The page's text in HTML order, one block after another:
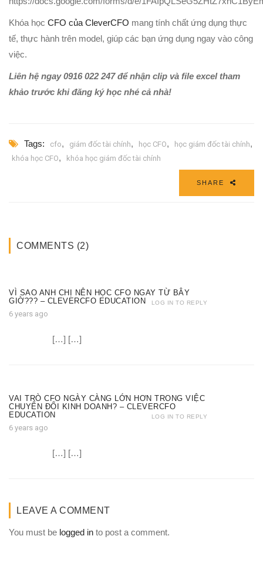
Khóa học CFO của CleverCFO mang tính chất ứng dụng thực
tế, thực hành trên model, giúp các bạn ứng dụng ngay vào công
việc.
Liên hệ ngay 0916 022 247 để nhận clip và file excel tham
khảo trước khi đăng ký học nhé cả nhà!
Tags: cfo, giám đốc tài chính, học CFO, học giám đốc tài chính,
khóa học CFO, khóa học giám đốc tài chính
SHARE
COMMENTS (2)
VÌ SAO ANH CHỊ NÊN HỌC CFO NGAY TỪ BÂY
GIỜ??? – CLEVERCFO EDUCATION
6 years ago
LOG IN TO REPLY
[…] […]
VAI TRÒ CFO NGÀY CÀNG LỚN HƠN TRONG VIỆC
CHUYỂN ĐỔI KINH DOANH? – CLEVERCFO
EDUCATION
6 years ago
LOG IN TO REPLY
[…] […]
LEAVE A COMMENT
You must be logged in to post a comment.